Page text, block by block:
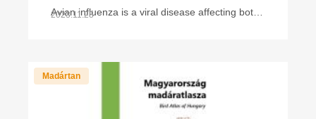
Avian influenza is a viral disease affecting both
2023.11.28
Madártan